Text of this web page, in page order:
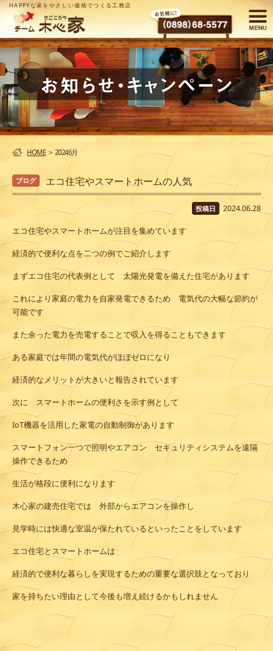
HAPPYな家をやさしい価格でつくる工務店
HOME > 20246月
ブログ エコ住宅やスマートホームの人気
投稿日 2024.06.28
エコ住宅やスマートホームが注目を集めています
経済的で便利な点を二つの例でご紹介します
まずエコ住宅の代表例として 太陽光発電を備えた住宅があります
これにより家庭の電力を自家発電できるため 電気代の大幅な節約が
可能です
また余った電力を売電することで収入を得ることもできます
ある家庭では年間の電気代がほぼゼロになり
経済的なメリットが大きいと報告されています
次に スマートホームの便利さを示す例として
IoT機器を活用した家電の自動制御があります
スマートフォン一つで照明やエアコン セキュリティシステムを遠隔
操作できるため
生活が格段に便利になります
木心家の建売住宅では 外部からエアコンを操作し
見学時には快適な室温が保たれているといったことをしています
エコ住宅とスマートホームは
経済的で便利な暮らしを実現するための重要な選択肢となっており
家を持ちたい理由として今後も増え続けるかもしれません